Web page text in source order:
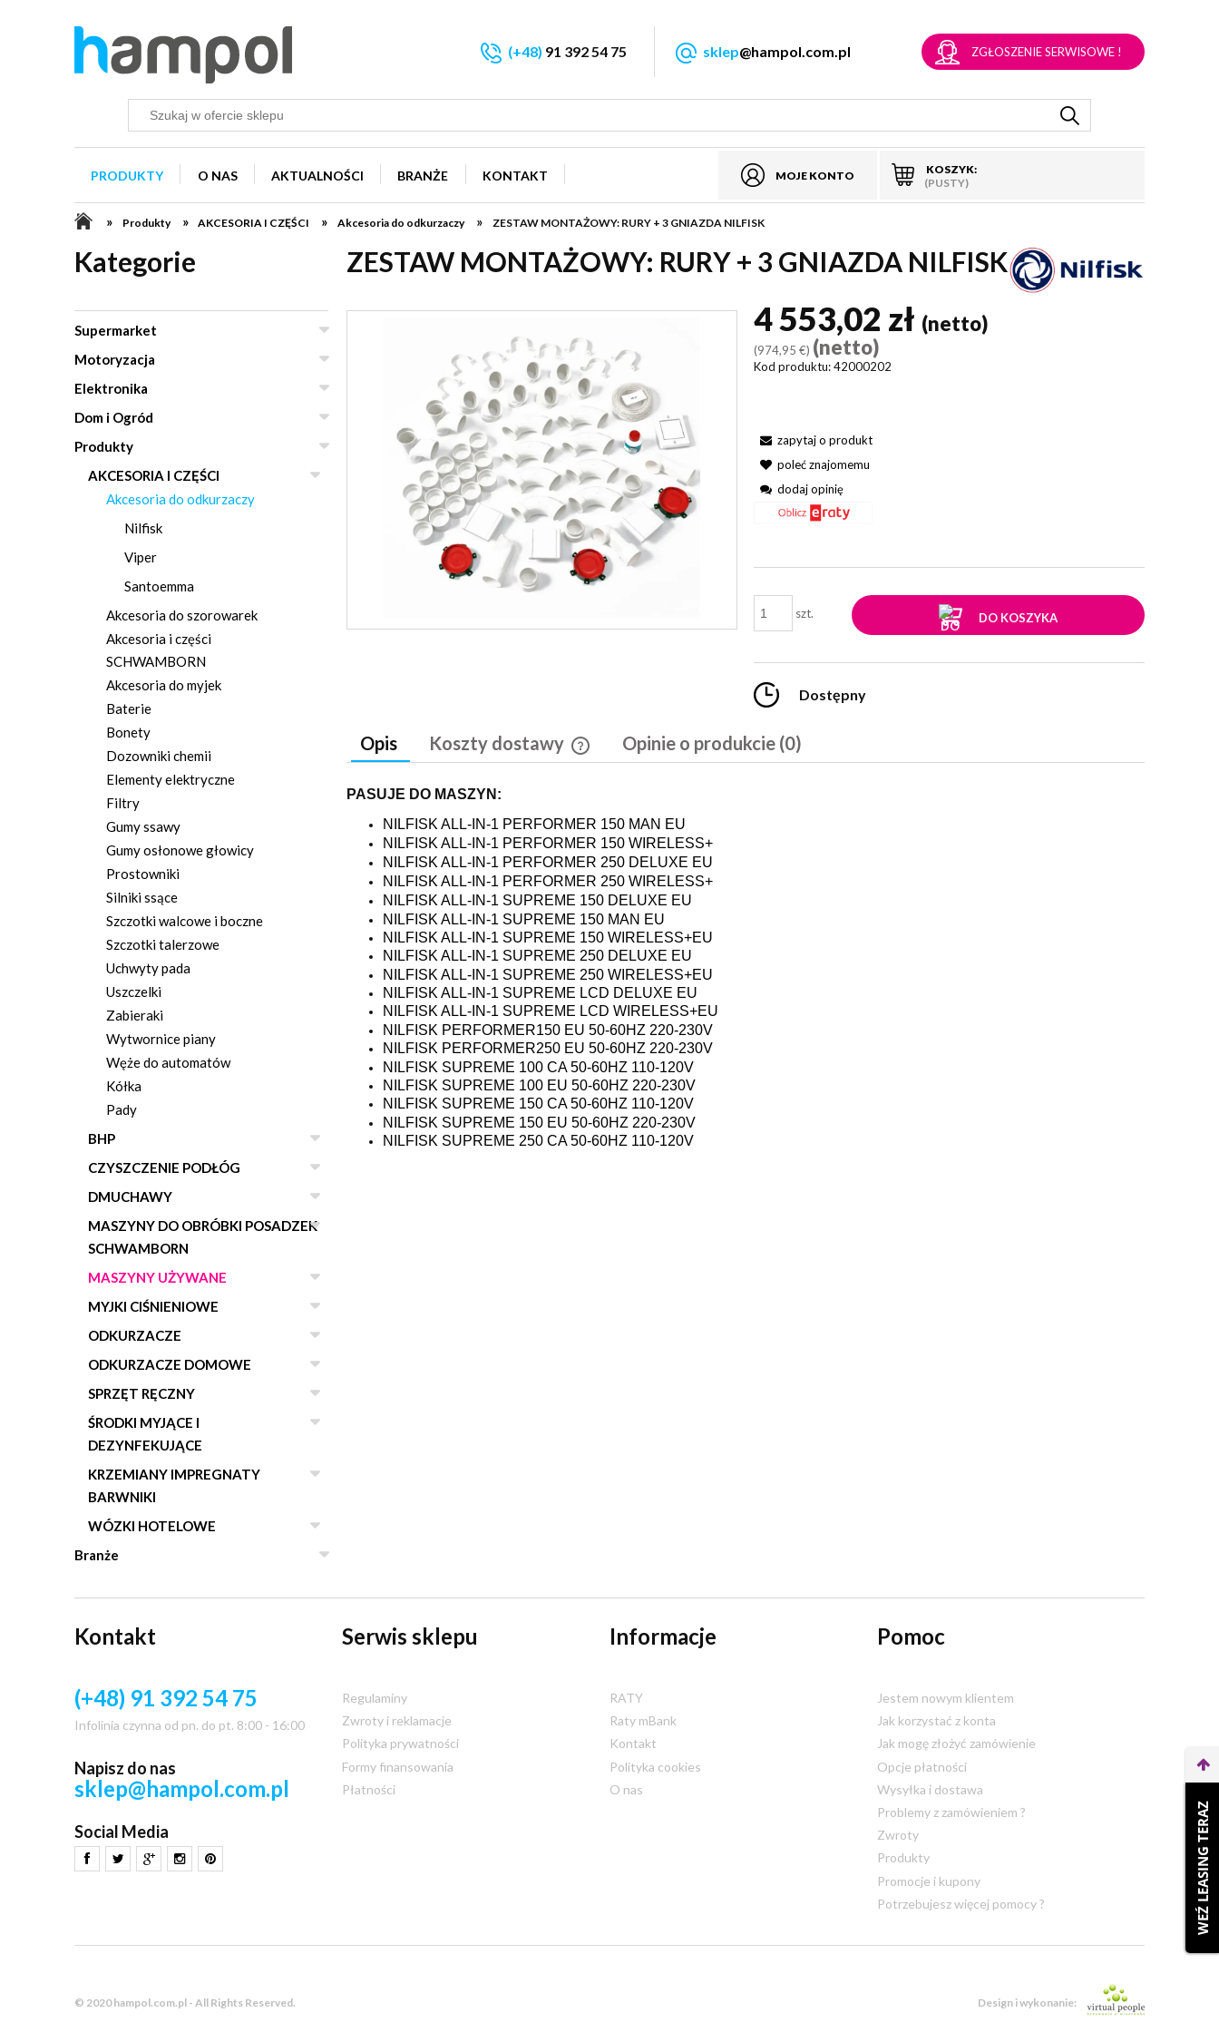
MOJE KONTO
KOSZYK:
(PUSTY)
(+48) 91 392 54 75 sklep@hampol.com.pl ZGŁOSZENIE SERWISOWE !
PRODUKTY O NAS AKTUALNOŚCI BRANŻE KONTAKT
» Produkty » AKCESORIA I CZĘŚCI » Akcesoria do odkurzaczy » ZESTAW MONTAŻOWY: RURY + 3 GNIAZDA NILFISK
Kategorie
Supermarket
Motoryzacja
Elektronika
Dom i Ogród
Produkty
AKCESORIA I CZĘŚCI
Akcesoria do odkurzaczy
Nilfisk
Viper
Santoemma
Akcesoria do szorowarek
Akcesoria i części
SCHWAMBORN
Akcesoria do myjek
Baterie
Bonety
Dozowniki chemii
Elementy elektryczne
Filtry
Gumy ssawy
Gumy osłonowe głowicy
Prostowniki
Silniki ssące
Szczotki walcowe i boczne
Szczotki talerzowe
Uchwyty pada
Uszczelki
Zabieraki
Wytwornice piany
Węże do automatów
Kółka
Pady
BHP
CZYSZCZENIE PODŁÓG
DMUCHAWY
MASZYNY DO OBRÓBKI POSADZEK
SCHWAMBORN
MASZYNY UŻYWANE
MYJKI CIŚNIENIOWE
ODKURZACZE
ODKURZACZE DOMOWE
SPRZĘT RĘCZNY
ŚRODKI MYJĄCE I
DEZYNFEKUJĄCE
KRZEMIANY IMPREGNATY
BARWNIKI
WÓZKI HOTELOWE
Branże
ZESTAW MONTAŻOWY: RURY + 3 GNIAZDA NILFISK
4 553,02 zł (netto)
(974,95 €) (netto)
Kod produktu: 42000202
zapytaj o produkt
poleć znajomemu
dodaj opinię
szt. DO KOSZYKA
Dostępny
Opis Koszty dostawy Opinie o produkcie (0)
PASUJE DO MASZYN:
NILFISK ALL-IN-1 PERFORMER 150 MAN EU
NILFISK ALL-IN-1 PERFORMER 150 WIRELESS+
NILFISK ALL-IN-1 PERFORMER 250 DELUXE EU
NILFISK ALL-IN-1 PERFORMER 250 WIRELESS+
NILFISK ALL-IN-1 SUPREME 150 DELUXE EU
NILFISK ALL-IN-1 SUPREME 150 MAN EU
NILFISK ALL-IN-1 SUPREME 150 WIRELESS+EU
NILFISK ALL-IN-1 SUPREME 250 DELUXE EU
NILFISK ALL-IN-1 SUPREME 250 WIRELESS+EU
NILFISK ALL-IN-1 SUPREME LCD DELUXE EU
NILFISK ALL-IN-1 SUPREME LCD WIRELESS+EU
NILFISK PERFORMER150 EU 50-60HZ 220-230V
NILFISK PERFORMER250 EU 50-60HZ 220-230V
NILFISK SUPREME 100 CA 50-60HZ 110-120V
NILFISK SUPREME 100 EU 50-60HZ 220-230V
NILFISK SUPREME 150 CA 50-60HZ 110-120V
NILFISK SUPREME 150 EU 50-60HZ 220-230V
NILFISK SUPREME 250 CA 50-60HZ 110-120V
Kontakt
(+48) 91 392 54 75
Infolinia czynna od pn. do pt. 8:00 - 16:00
Napisz do nas
sklep@hampol.com.pl
Social Media
Serwis sklepu
Regulaminy
Zwroty i reklamacje
Polityka prywatności
Formy finansowania
Płatności
Informacje
RATY
Raty mBank
Kontakt
Polityka cookies
O nas
Pomoc
Jestem nowym klientem
Jak korzystać z konta
Jak mogę złożyć zamówienie
Opcje płatności
Wysyłka i dostawa
Problemy z zamówieniem ?
Zwroty
Produkty
Promocje i kupony
Potrzebujesz więcej pomocy ?
© 2020 hampol.com.pl - All Rights Reserved. Design i wykonanie:
WEŹ LEASING TERAZ